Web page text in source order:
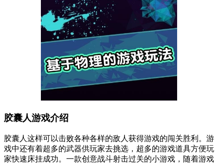
胶囊人游戏介绍
胶囊人这样可以击败各种各样的敌人获得游戏的闯关胜利。游
戏中还有着超多的武器供玩家去挑选，超多的游戏道具方便玩
家快速床挂成功。一款创意战斗射击过关的小游戏，随着游戏